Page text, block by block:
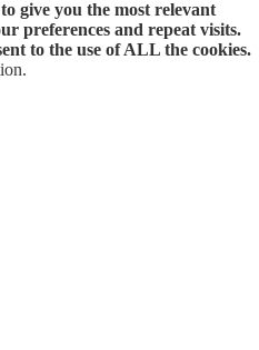
give you the most relevant
preferences and repeat visits.
to the use of ALL the cookies.
.